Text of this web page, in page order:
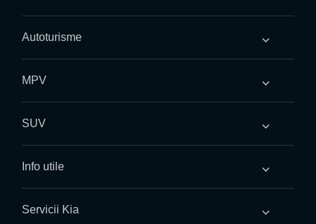
Autoturisme
MPV
SUV
Info utile
Servicii Kia